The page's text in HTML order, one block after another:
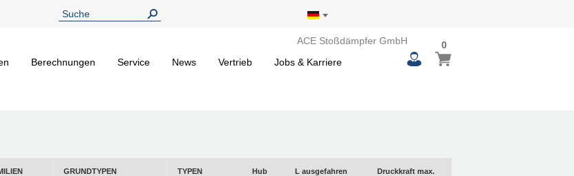
ACE Stoßdämpfer GmbH
Berechnungen Service News Vertrieb Jobs & Karriere
Mein Warenkorb
00
items
GRUNDTYPEN TYPEN
Hub
L ausgefahren
Druckkraft max.